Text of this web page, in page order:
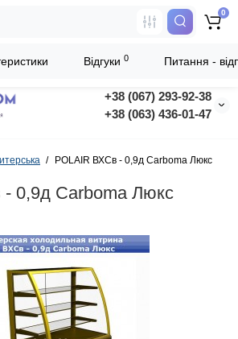
+38 (067) 293-92-38
+38 (063) 436-01-47
0
POLAIR ВХСв - 0,9д Carboma Люкс
0,9д Carboma Люкс
Відгуки 0 Питання -